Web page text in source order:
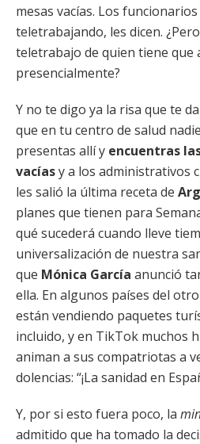
mesas vacías. Los
teletrabajando, les dicen.
teletrabajo de quien tiene que
presencialmente?
Y no te digo ya la risa que te
que en tu centro de salud
presentas allí y encuentras
vacíasy a los administrativos
les salió la última receta de
planes que tienen para
qué sucederá cuando lleve
universalización de nuestra
que Mónica García anunció
ella. En algunos países del
están vendiendo paquetes
incluido, y en TikTok muchos
animan a sus compatriotas a
dolencias: “¡La sanidad en
Y, por si esto fuera poco, la
admitido que ha tomado la